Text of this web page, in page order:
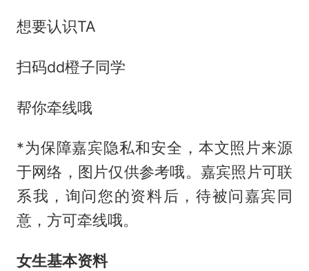
想要认识TA
扫码dd橙子同学
帮你牵线哦
*为保障嘉宾隐私和安全，本文照片来源
于网络，图片仅供参考哦。嘉宾照片可联
系我，询问您的资料后，待被问嘉宾同
意，方可牵线哦。
女生基本资料